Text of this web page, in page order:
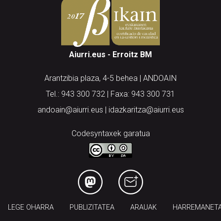
Aiurri.eus - Erroitz BM
Arantzibia plaza, 4-5 behea | ANDOAIN
Tel.: 943 300 732 | Faxa: 943 300 731
andoain@aiurri.eus | idazkaritza@aiurri.eus
Codesyntaxek garatua
LEGE OHARRA PUBLIZITATEA ARAUAK